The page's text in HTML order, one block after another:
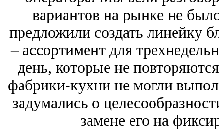
вариантов на рынке не
предложили создать линейку
– ассортимент для
день, которые не
фабрики-кухни не могли
задумались о
замене его на